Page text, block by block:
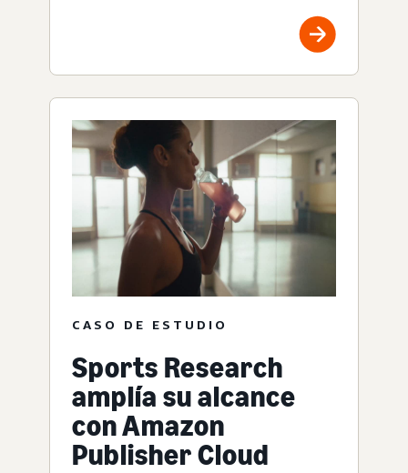
CASO DE ESTUDIO
Sports Research
amplía su alcance
con Amazon
Publisher Cloud